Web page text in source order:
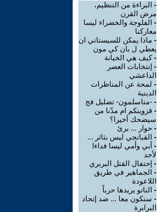
- البراءة من التنظيم،
مرض القرن
- الفلوجة والخضراء ليسا
معاركنا
- ماذا يمكن للسيستاني ان
يعطي ل بان كي مون
-كيف هي الخيانة
- إنتخابات العصر
الداعشي
- لمحة عن المناظرات
الدينية
- -متاسلمون- تضليل فج
- قزوينكم ام مدّنا من
سيضحك أخيرا؟
- حوار ... برئ
- القبانجي ليس بثائر ...
- أبي وأمي ليسا فداءا
لأحد
- إحتفال القتل البربري
- الجماهير في طريق
اللاعودة
- الناتو يريدها حرباً
- سنكون معا ... ضد إتحاد
البرابرة